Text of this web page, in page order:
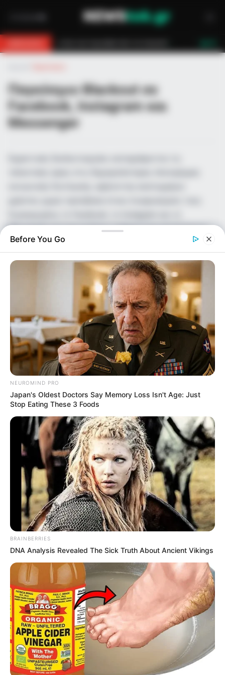
Παγκόσμιο Blackout σε
Facebook, Instagram και
Messenger
Messenger αντιμετωπίζουν σοβαρά τεχνικά ζητήματα,
τα οποία καθιστούν αδύνατη την ομαλή πλοήγηση και
Επιμέλεια
Συντακτική Ομάδα
Δημοσίευση
12/06/2026, 17:15 · 5:15 ΜΜ
Τελευταία ενημέρωση
19/06/2026, 22:18 · 10:18 ΜΜ
Τεχνολογία
Κοινοποίησε άρθρο
Ανακαλύψτε περισσότερα άρθρα στα αποτελέσματα
αναζήτησης.
Before You Go
NEUROMIND PRO
Japan's Oldest Doctors Say Memory Loss Isn't Age: Just
Stop Eating These 3 Foods
BRAINBERRIES
DNA Analysis Revealed The Sick Truth About Ancient Vikings